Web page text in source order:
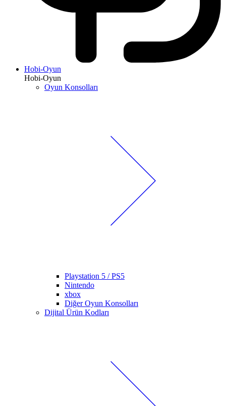
Hobi-Oyun
Hobi-Oyun
Oyun Konsolları
Playstation 5 / PS5
Nintendo
xbox
Diğer Oyun Konsolları
Dijital Ürün Kodları